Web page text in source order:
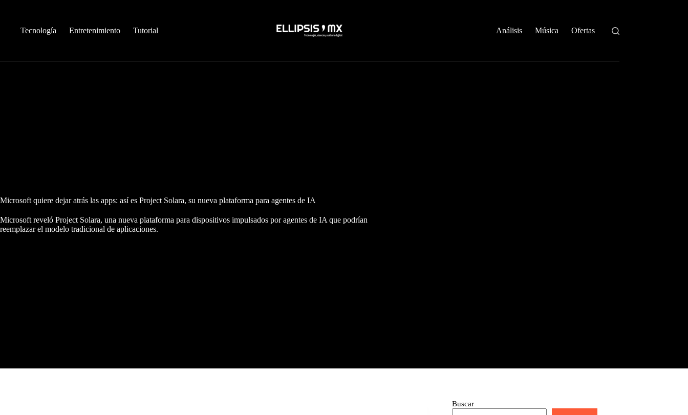
Tecnología
Entretenimiento Tutorial Análisis Música Ofertas
Microsoft quiere dejar atrás las apps: así es Project Solara, su nueva plataforma para agentes de IA
Microsoft reveló Project Solara, una nueva plataforma para dispositivos impulsados por agentes de IA que podrían
reemplazar el modelo tradicional de aplicaciones.
Buscar